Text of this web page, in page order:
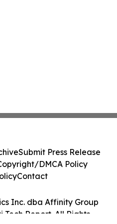
Inc. dba Affinity Group
Tech Report. All Rights
Submit Press Release
DMCA Policy
Contact